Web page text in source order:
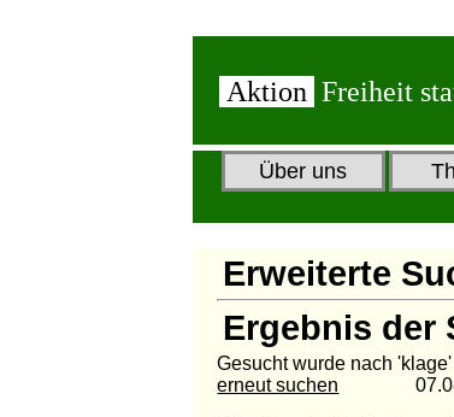
Aktion Freiheit
Über uns
Erweiterte
Ergebnis der
Gesucht wurde nach 'klage'
erneut suchen